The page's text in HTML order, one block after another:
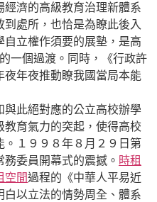
濟的高級教育治理新體系
處所，也恰是為瞭此後入
立權作須要的展墊，是高
一個過渡。同時，《行政許
夜年夜推動瞭我國當局本能
絕對應的公立高校辦學
教育氣力的突起，使得高校
。１９９８年８月２９日第
委員開幕式的震撼。 時租
空間過程的《中華人平易近
以立法的情勢周全、體系